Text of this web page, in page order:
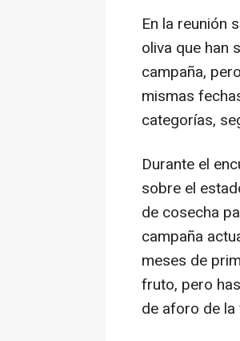
En la reunión
oliva que han
campaña,
mismas
categorías,
Durante el
sobre el
de cosecha
campaña
meses de
fruto, pero
de aforo de